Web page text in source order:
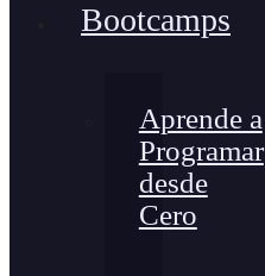
Bootcamps
Aprende a
Programar
desde
Cero